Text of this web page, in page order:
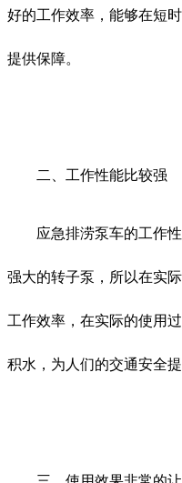
好的工作效率，能够在短
提供保障。
二、工作性能比较强
应急排涝泵车的工作性
强大的转子泵，所以在实
工作效率，在实际的使用
积水，为人们的交通安全提